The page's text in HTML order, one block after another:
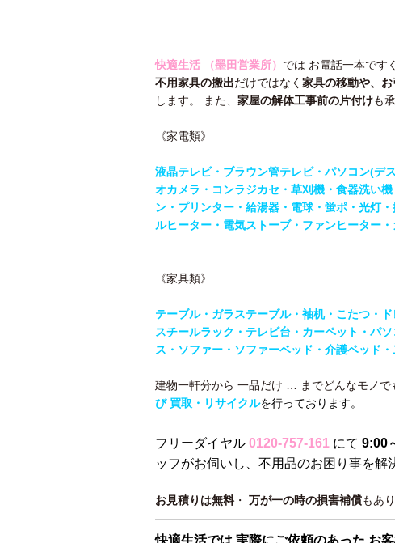
快適生活 （墨田営業所） では お電話一本です
不用家具の搬出だけではなく 家具の移動や、 お
します。 また、 家屋の解体工事前の片付けも
《家電類》
液晶テレビ・ブラウン管テレビ・パソコン(デ
オカメラ・コンラジカセ・草刈機・食器洗い機
ン・ プリンター・給湯器・電球・蛍ポ・光灯
ルヒーター・電気ストーブ・ファンヒーター
《家具類》
テーブル・ ガラステーブル・袖机・こたつ・
スチールラック・テレビ台・カーペット・パ
ス・ソファー・ソファーベッド・介護ベッド・
建物一軒分から 一品だけ … までどんなモノで
び 買取・リサイクルを行っております。
フリーダイヤル 0120-757-161 にて 9:00
ッフがお伺いし、不用品のお困り事を解
お見積りは無料・ 万が一の時の損害補償もあ
快適生活では 実際にご依頼のあった お